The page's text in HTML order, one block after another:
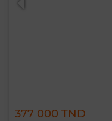
377 000 TND